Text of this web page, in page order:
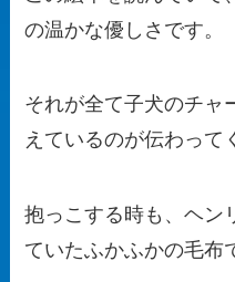
の温かな優しさです。
それが全て子犬のチャ
えているのが伝わって
抱っこする時も、ヘン
ていたふかふかの毛布